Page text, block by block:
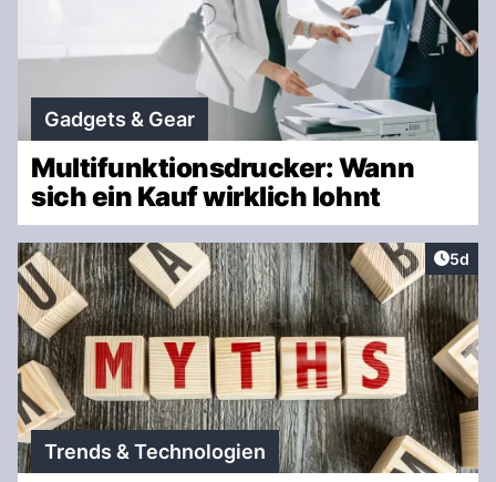
Gadgets & Gear
Multifunktionsdrucker: Wann
sich ein Kauf wirklich lohnt
5d
Trends & Technologien